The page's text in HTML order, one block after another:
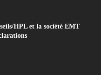
HPL et la société EMT